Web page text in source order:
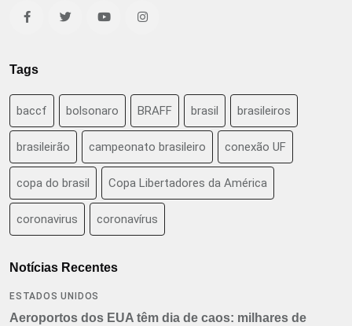
Tags
baccf bolsonaro BRAFF brasil brasileiros
brasileirão campeonato brasileiro conexão UF
copa do brasil Copa Libertadores da América
coronavirus coronavírus
Notícias Recentes
ESTADOS UNIDOS
Aeroportos dos EUA têm dia de caos: milhares de